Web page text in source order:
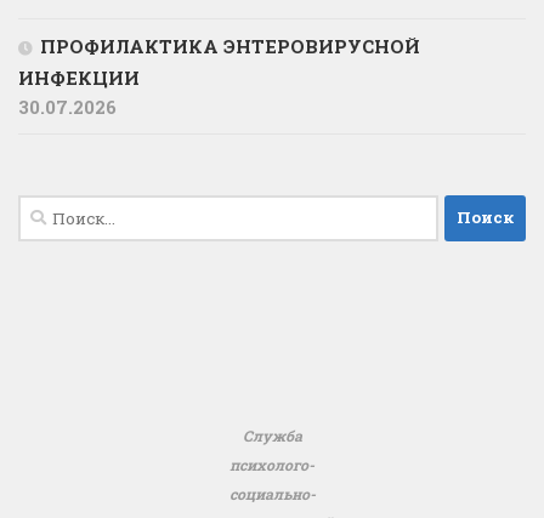
ПРОФИЛАКТИКА ЭНТЕРОВИРУСНОЙ
ИНФЕКЦИИ
30.07.2026
Найти:
Служба
психолого-
социально-